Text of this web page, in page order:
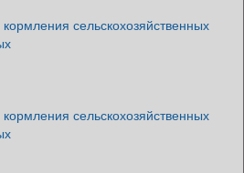
сельскохозяйственных
сельскохозяйственных